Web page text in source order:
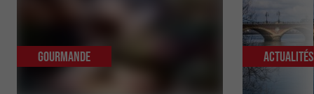
Gourmande Actualités